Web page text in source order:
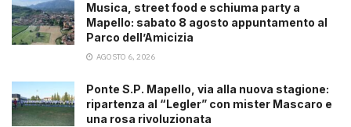
Musica, street food e schiuma party a
Mapello: sabato 8 agosto appuntamento al
Parco dell’Amicizia
AGOSTO 6, 2026
Ponte S.P. Mapello, via alla nuova stagione:
ripartenza al “Legler” con mister Mascaro e
una rosa rivoluzionata